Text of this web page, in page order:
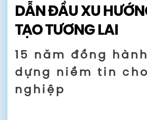
DẪN ĐẦU XU
TẠO TƯƠNG LAI
15 năm đồng
dựng niềm tin
nghiệp